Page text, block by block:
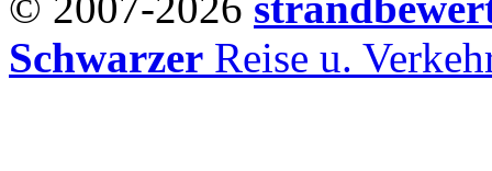
Schwarzer Reise u.